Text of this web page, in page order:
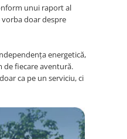
unui raport al
vorba doar despre
energetică,
de fiecare aventură.
ca pe un serviciu, ci